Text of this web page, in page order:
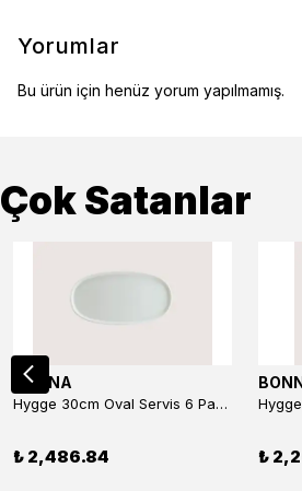
Yorumlar
Bu ürün için henüz yorum yapılmamış.
Çok Satanlar
BONNA
Hygge 30cm Oval Servis 6 Parça
₺ 2,486.84 ₺